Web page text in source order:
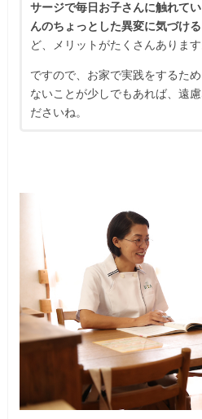
サージで毎日お子さんに触れて
んのちょっとした異変に気づけ
ど、メリットがたくさんあります
ですので、お家で実践をするた
ないことが少しでもあれば、遠
ださいね。